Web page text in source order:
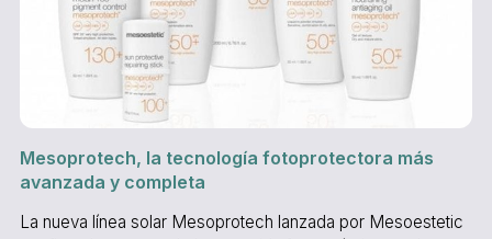
Mesoprotech, la tecnología fotoprotectora más
avanzada y completa
La nueva línea solar Mesoprotech lanzada por Mesoestetic